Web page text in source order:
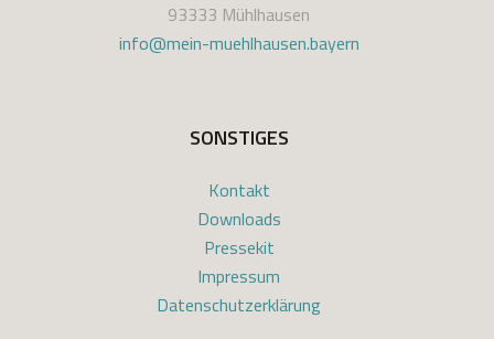
93333 Mühlhausen
info@mein-muehlhausen.bayern
SONSTIGES
Kontakt
Downloads
Pressekit
Impressum
Datenschutzerklärung